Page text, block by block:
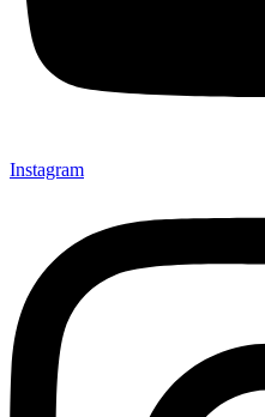
Instagram